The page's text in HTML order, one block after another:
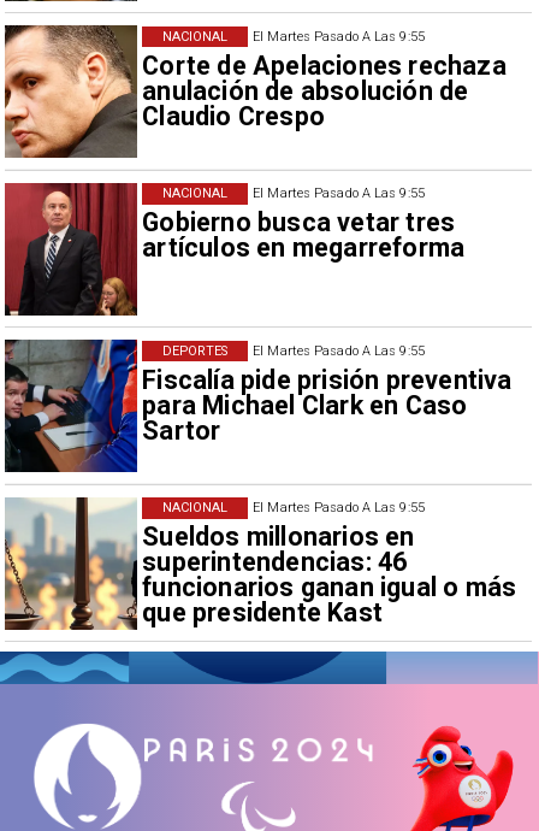
El Martes Pasado A Las 9:55
Corte de Apelaciones rechaza
anulación de absolución de
Claudio Crespo
NACIONAL
El Martes Pasado A Las 9:55
Gobierno busca vetar tres
artículos en megarreforma
NACIONAL
El Martes Pasado A Las 9:55
Fiscalía pide prisión preventiva
para Michael Clark en Caso
Sartor
DEPORTES
El Martes Pasado A Las 9:55
Sueldos millonarios en
superintendencias: 46
funcionarios ganan igual o más
que presidente Kast
NACIONAL